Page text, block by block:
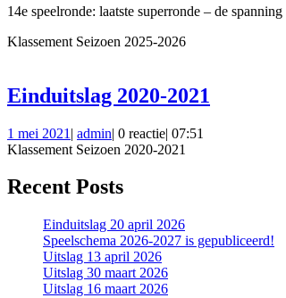
2026
2026
14e speelronde: laatste superronde – de
Klassement Seizoen 2025-2026
Einduitslag 2020-2021
1 mei 2021 1
mei
| adminadmin
| 0 reactie| 07:51
Klassement Seizoen 2020-2021
Recent Posts
Einduitslag 20 april 2026
Speelschema 2026-2027 is gepubliceerd!
Uitslag 13 april 2026
Uitslag 30 maart 2026
Uitslag 16 maart 2026